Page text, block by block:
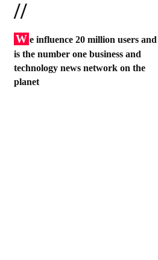
//
W e influence 20 million users and
is the number one business and
technology news network on the
planet